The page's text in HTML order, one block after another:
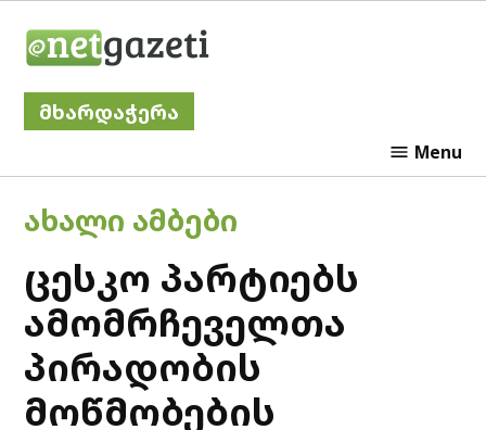
მხარდაჭერა
Menu
POSTED
ᲐᲮᲐᲚᲘ ᲐᲛᲑᲔᲑᲘ
ცესკო პარტიებს
ამომრჩეველთა
პირადობის
მოწმობების